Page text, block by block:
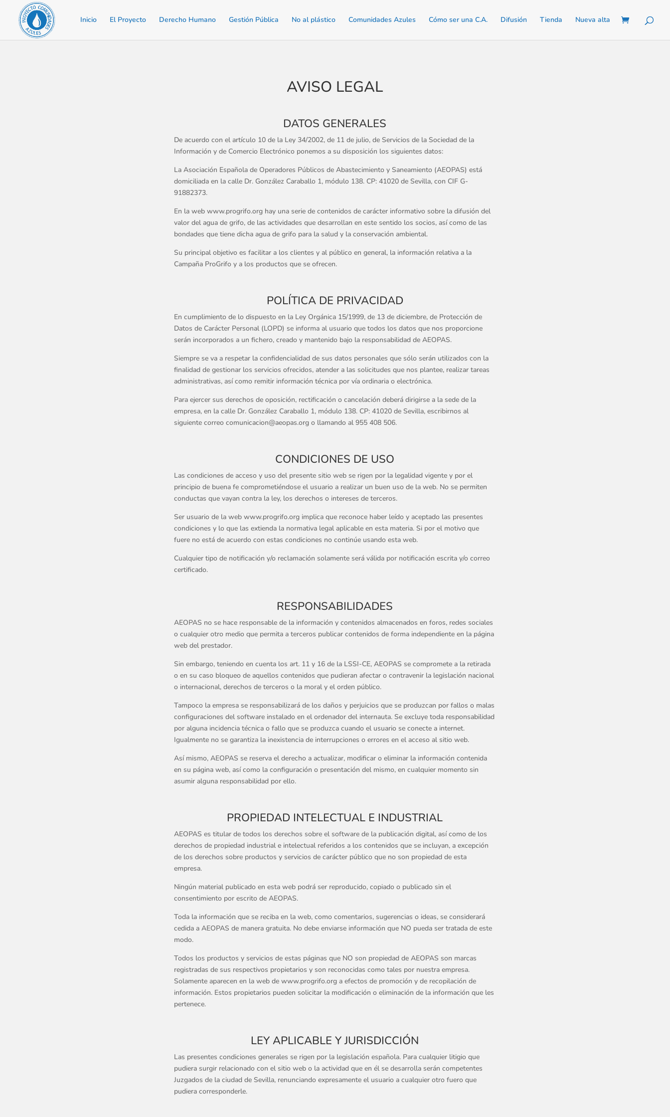
Inicio El Proyecto Derecho Humano Gestión Pública No al plástico Comunidades Azules Cómo ser una C.A. Difusión Tienda Nueva alta
AVISO LEGAL
DATOS GENERALES
De acuerdo con el artículo 10 de la Ley 34/2002, de 11 de julio, de Servicios de la Sociedad de la
Información y de Comercio Electrónico ponemos a su disposición los siguientes datos:
La Asociación Española de Operadores Públicos de Abastecimiento y Saneamiento (AEOPAS) está
domiciliada en la calle Dr. González Caraballo 1, módulo 138. CP: 41020 de Sevilla, con CIF G-
91882373.
En la web www.progrifo.org hay una serie de contenidos de carácter informativo sobre la difusión del
valor del agua de grifo, de las actividades que desarrollan en este sentido los socios, así como de las
bondades que tiene dicha agua de grifo para la salud y la conservación ambiental.
Su principal objetivo es facilitar a los clientes y al público en general, la información relativa a la
Campaña ProGrifo y a los productos que se ofrecen.
POLÍTICA DE PRIVACIDAD
En cumplimiento de lo dispuesto en la Ley Orgánica 15/1999, de 13 de diciembre, de Protección de
Datos de Carácter Personal (LOPD) se informa al usuario que todos los datos que nos proporcione
serán incorporados a un fichero, creado y mantenido bajo la responsabilidad de AEOPAS.
Siempre se va a respetar la confidencialidad de sus datos personales que sólo serán utilizados con la
finalidad de gestionar los servicios ofrecidos, atender a las solicitudes que nos plantee, realizar tareas
administrativas, así como remitir información técnica por vía ordinaria o electrónica.
Para ejercer sus derechos de oposición, rectificación o cancelación deberá dirigirse a la sede de la
empresa, en la calle Dr. González Caraballo 1, módulo 138. CP: 41020 de Sevilla, escribirnos al
siguiente correo comunicacion@aeopas.org o llamando al 955 408 506.
CONDICIONES DE USO
Las condiciones de acceso y uso del presente sitio web se rigen por la legalidad vigente y por el
principio de buena fe comprometiéndose el usuario a realizar un buen uso de la web. No se permiten
conductas que vayan contra la ley, los derechos o intereses de terceros.
Ser usuario de la web www.progrifo.org implica que reconoce haber leído y aceptado las presentes
condiciones y lo que las extienda la normativa legal aplicable en esta materia. Si por el motivo que
fuere no está de acuerdo con estas condiciones no continúe usando esta web.
Cualquier tipo de notificación y/o reclamación solamente será válida por notificación escrita y/o correo
certificado.
RESPONSABILIDADES
AEOPAS no se hace responsable de la información y contenidos almacenados en foros, redes sociales
o cualquier otro medio que permita a terceros publicar contenidos de forma independiente en la página
web del prestador.
Sin embargo, teniendo en cuenta los art. 11 y 16 de la LSSI-CE, AEOPAS se compromete a la retirada
o en su caso bloqueo de aquellos contenidos que pudieran afectar o contravenir la legislación nacional
o internacional, derechos de terceros o la moral y el orden público.
Tampoco la empresa se responsabilizará de los daños y perjuicios que se produzcan por fallos o malas
configuraciones del software instalado en el ordenador del internauta. Se excluye toda responsabilidad
por alguna incidencia técnica o fallo que se produzca cuando el usuario se conecte a internet.
Igualmente no se garantiza la inexistencia de interrupciones o errores en el acceso al sitio web.
Así mismo, AEOPAS se reserva el derecho a actualizar, modificar o eliminar la información contenida
en su página web, así como la configuración o presentación del mismo, en cualquier momento sin
asumir alguna responsabilidad por ello.
PROPIEDAD INTELECTUAL E INDUSTRIAL
AEOPAS es titular de todos los derechos sobre el software de la publicación digital, así como de los
derechos de propiedad industrial e intelectual referidos a los contenidos que se incluyan, a excepción
de los derechos sobre productos y servicios de carácter público que no son propiedad de esta
empresa.
Ningún material publicado en esta web podrá ser reproducido, copiado o publicado sin el
consentimiento por escrito de AEOPAS.
Toda la información que se reciba en la web, como comentarios, sugerencias o ideas, se considerará
cedida a AEOPAS de manera gratuita. No debe enviarse información que NO pueda ser tratada de este
modo.
Todos los productos y servicios de estas páginas que NO son propiedad de AEOPAS son marcas
registradas de sus respectivos propietarios y son reconocidas como tales por nuestra empresa.
Solamente aparecen en la web de www.progrifo.org a efectos de promoción y de recopilación de
información. Estos propietarios pueden solicitar la modificación o eliminación de la información que les
pertenece.
LEY APLICABLE Y JURISDICCIÓN
Las presentes condiciones generales se rigen por la legislación española. Para cualquier litigio que
pudiera surgir relacionado con el sitio web o la actividad que en él se desarrolla serán competentes
Juzgados de la ciudad de Sevilla, renunciando expresamente el usuario a cualquier otro fuero que
pudiera corresponderle.